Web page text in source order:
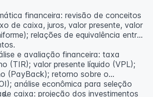
financeira: revisão de conceitos
de caixa, juros, valor presente, valor
relações de equivalência entre
e avaliação financeira: taxa
(TIR); valor presente líquido (VPL);
(PayBack); retorno sobre o
análise econômica para seleção
caixa: projeção dos investimentos